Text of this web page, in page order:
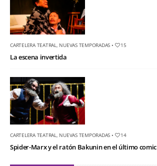
CARTELERA TEATRAL NUEVAS TEMPORADAS • 15
La escena invertida
CARTELERA TEATRAL NUEVAS TEMPORADAS • 14
Spider-Marx y el ratón Bakunin en el último comic